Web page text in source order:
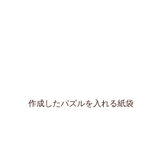
作成したパズルを入れる紙袋